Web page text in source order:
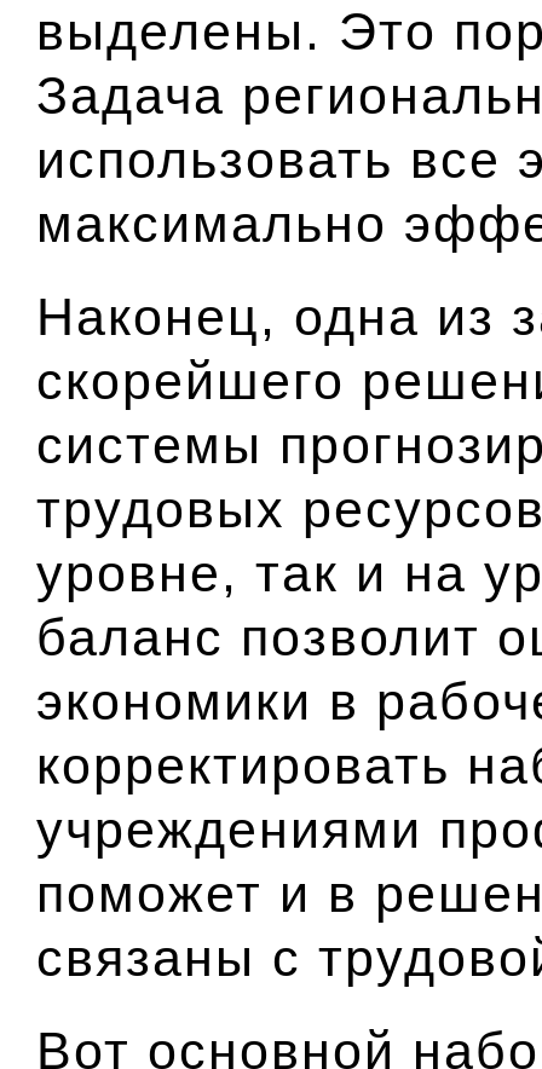
выделены. Это
Задача
использовать все
максимально
Наконец, одна из
скорейшего
системы
трудовых
уровне, так и на
баланс позволит
экономики в
корректировать
учреждениями
поможет и в
связаны с
Вот основной